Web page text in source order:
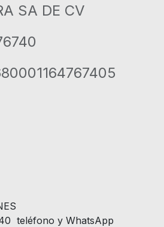
SA DE CV
teléfono y WhatsApp